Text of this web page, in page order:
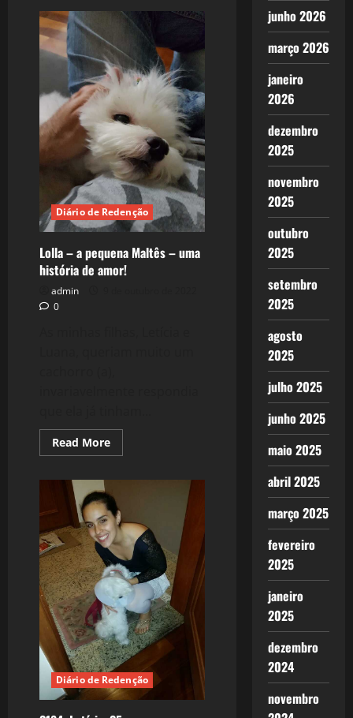
Luana,
anos.
Nossa
Lua
e
todas
as
estrelas.
Diário de Redenção
Lolla – a pequena Maltês – uma
história de amor!
admin
0
Read MoreRead
more
a
pequena
Maltês
–
uma
história
de
amor!
Diário de Redenção
junho 2026
março 2026
janeiro
2026
dezembro
2025
novembro
2025
outubro
2025
setembro
2025
agosto
2025
julho 2025
junho 2025
maio 2025
abril 2025
março 2025
fevereiro
2025
janeiro
2025
dezembro
2024
novembro